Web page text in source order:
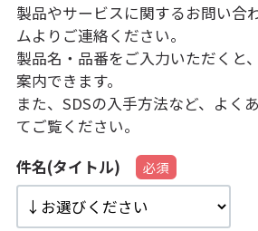
製品やサービスに関するお問い合
ムよりご連絡ください。
製品名・品番をご入力いただくと
案内できます。
また、SDSの入手方法など、 よく
てご覧ください。
件名(タイトル)